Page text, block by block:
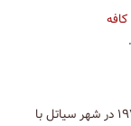
کافه
با نام استارباکس در ۳۱ مارس ۱۹۷۱ در شهر سیاتل با